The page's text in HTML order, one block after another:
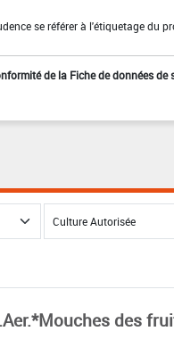
se référer à l'étiquetage du
de la Fiche de données
des